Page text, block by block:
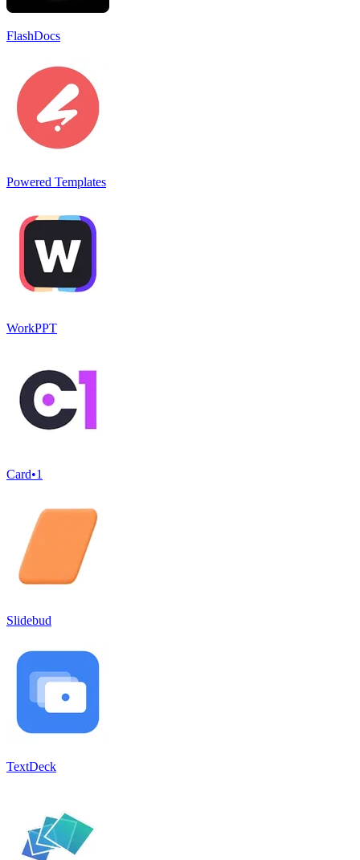
FlashDocs
Powered Templates
WorkPPT
Card•1
Slidebud
TextDeck